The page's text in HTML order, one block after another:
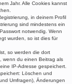
Jahr. Alle Cookies kannst
in deinem Profil
sind mindestens ein
notwendig. Wenn
wurden, so ist dies für
so werden die dort
wenn du einen Beitrag als
IP-Adresse gespeichert.
Löschen und
Umfragen), Änderungen